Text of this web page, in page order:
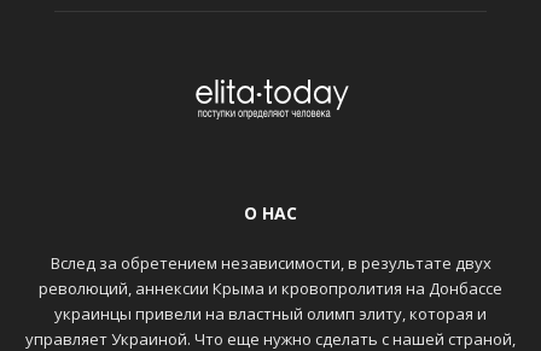
О НАС
Вслед за обретением независимости, в результате двух
революций, аннексии Крыма и кровопролития на Донбассе
украинцы привели на властный олимп элиту, которая и
управляет Украиной. Что еще нужно сделать с нашей страной,